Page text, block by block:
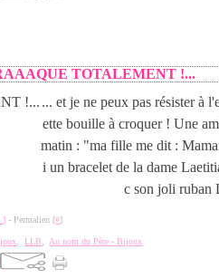
TOTALEMENT !...
... et je ne peux pas résister à
ette bouille à croquer ! Une
matin : "ma fille me dit :
i un bracelet de la dame
c son joli ruban
] - Permalien [#]
,LLB Au nom du Père - Bijoux